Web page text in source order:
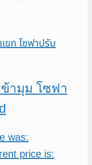
ามุม โซฟา
was:
price is: